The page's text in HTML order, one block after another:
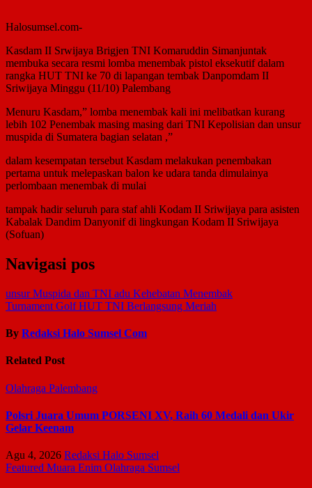
Halosumsel.com-
Kasdam II Srwijaya Brigjen TNI Komaruddin Simanjuntak
membuka secara resmi lomba menembak pistol eksekutif dalam
rangka HUT TNI ke 70 di lapangan tembak Danpomdam II
Sriwijaya Minggu (11/10) Palembang
Menuru Kasdam,” lomba menembak kali ini melibatkan kurang
lebih 102 Penembak masing masing dari TNI Kepolisian dan unsur
muspida di Sumatera bagian selatan ,”
dalam kesempatan tersebut Kasdam melakukan penembakan
pertama untuk melepaskan balon ke udara tanda dimulainya
perlombaan menembak di mulai
tampak hadir seluruh para staf ahli Kodam II Sriwijaya para asisten
Kabalak Dandim Danyonif di lingkungan Kodam II Sriwijaya
(Sofuan)
Navigasi pos
unsur Muspida dan TNI adu Kehebatan Menembak
Turnament Golf HUT TNI Berlangsung Meriah
By Redaksi Halo Sumsel Com
Related Post
Olahraga Palembang
Polsri Juara Umum PORSENI XV, Raih 60 Medali dan Ukir
Gelar Keenam
Agu 4, 2026 Redaksi Halo Sumsel
Featured Muara Enim Olahraga Sumsel